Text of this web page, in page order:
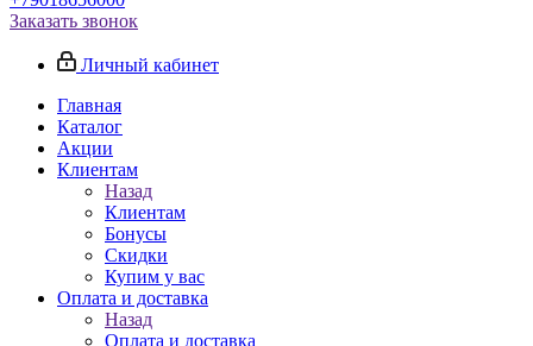
Заказать звонок
Личный кабинет
Главная
Каталог
Акции
Клиентам
Назад
Клиентам
Бонусы
Скидки
Купим у вас
Оплата и доставка
Назад
Оплата и доставка